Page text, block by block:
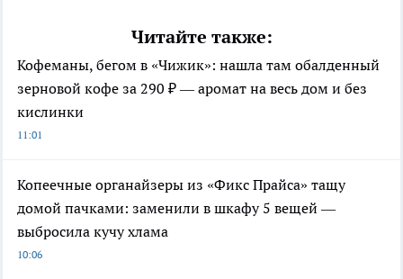
Читайте также:
Кофеманы, бегом в «Чижик»: нашла там обалденный
зерновой кофе за 290 ₽ — аромат на весь дом и без
кислинки
11:01
Копеечные органайзеры из «Фикс Прайса» тащу
домой пачками: заменили в шкафу 5 вещей —
выбросила кучу хлама
10:06